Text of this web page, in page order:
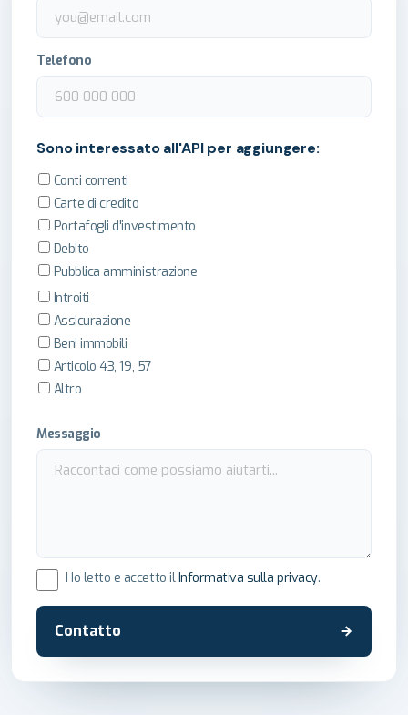
Telefono
Sono interessato all'API per aggiungere:
Conti correnti
Carte di credito
Portafogli d'investimento
Debito
Pubblica amministrazione
Introiti
Assicurazione
Beni immobili
Articolo 43, 19, 57
Altro
Messaggio
Ho letto e accetto ilInformativa sulla privacy.
Contatto